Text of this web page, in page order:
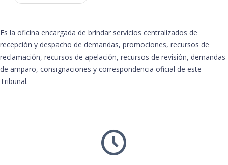
Es la oficina encargada de brindar servicios centralizados de
recepción y despacho de demandas, promociones, recursos de
reclamación, recursos de apelación, recursos de revisión, demandas
de amparo, consignaciones y correspondencia oficial de este
Tribunal.